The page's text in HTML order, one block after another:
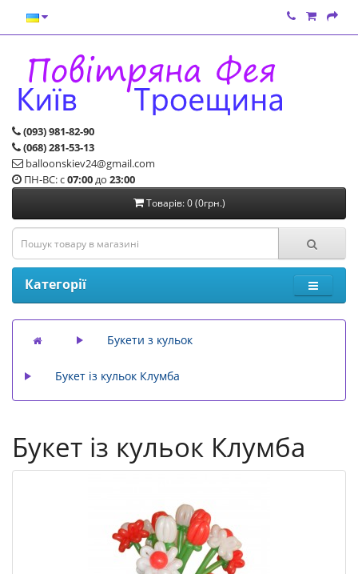
(093) 981-82-90
(068) 281-53-13
balloonskiev24@gmail.com
ПН-ВС: с07:00до 23:00
Товарів: 0 (0грн.)
Категорії
Букети з кульок
Букет із кульок Клумба
Букет із кульок Клумба